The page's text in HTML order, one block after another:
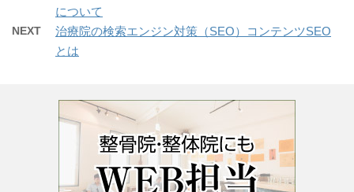
について
NEXT
治療院の検索エンジン対策（SEO）コンテンツSEO
とは